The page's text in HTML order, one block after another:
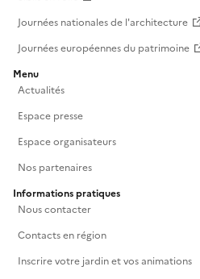
Journées nationales de l'architecture
Journées européennes du patrimoine
Menu
Actualités
Espace presse
Espace organisateurs
Nos partenaires
Informations pratiques
Nous contacter
Contacts en région
Inscrire votre jardin et vos animations